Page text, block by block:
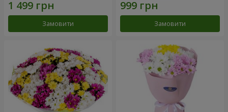
Замовити Замовити